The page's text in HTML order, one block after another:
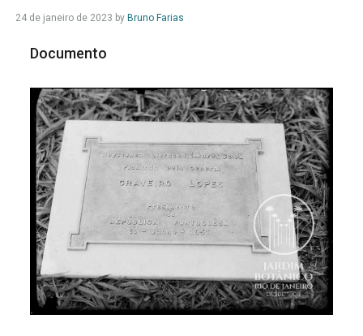
24 de janeiro de 2023 by Bruno Farias
Documento